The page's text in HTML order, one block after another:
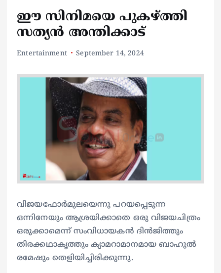
ഈ സിനിമയെ പുകഴ്ത്തി
സത്യൻ അന്തിക്കാട്
Entertainment September 14, 2024
വിജയഫോർമുലയെന്നു പറയപ്പെടുന്ന
ഒന്നിനേയും ആശ്രയിക്കാതെ ഒരു വിജയചിത്രം
ഒരുക്കാമെന്ന് സംവിധായകൻ ദിൻജിത്തും
തിരക്കഥാകൃത്തും ക്യാമറാമാനമായ ബാഹുൽ
രമേഷും തെളിയിച്ചിരിക്കുന്നു.